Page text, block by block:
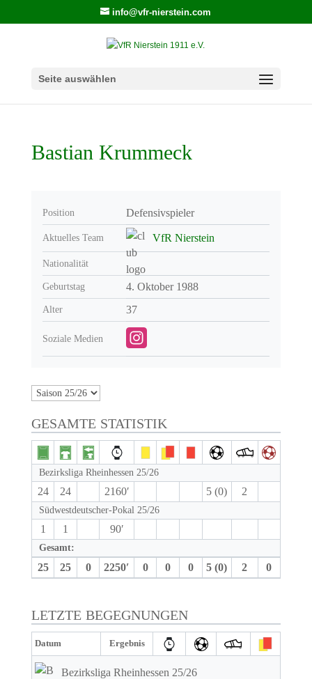
info@vfr-nierstein.com
Seite auswählen
Bastian Krummeck
Position Defensivspieler
Aktuelles Team VfR Nierstein
Nationalität
Geburtstag 4. Oktober 1988
Alter 37
Soziale Medien
GESAMTE STATISTIK
Bezirksliga Rheinhessen 25/26
24 24 2160′ 5 (0) 2
Südwestdeutscher-Pokal 25/26
1 1 90′
Gesamt:
25 25 0 2250′ 0 0 0 5 (0) 2 0
LETZTE BEGEGNUNGEN
Datum Ergebnis
Bezirksliga Rheinhessen 25/26